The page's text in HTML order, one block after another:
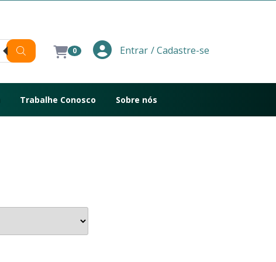
0 Entrar / Cadastre-se
Trabalhe Conosco Sobre nós